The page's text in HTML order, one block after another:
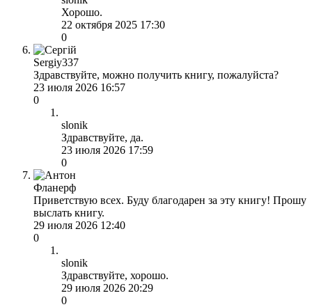
Хорошо.
22 октября 2025 17:30
0
Sergiy337
Здравствуйте, можно получить книгу, пожалуйста?
23 июля 2026 16:57
0
slonik
Здравствуйте, да.
23 июля 2026 17:59
0
Фланерф
Приветствую всех. Буду благодарен за эту книгу! Прошу
выслать книгу.
29 июля 2026 12:40
0
slonik
Здравствуйте, хорошо.
29 июля 2026 20:29
0